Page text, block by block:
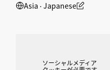
Asia ‧ Japanese
ソーシャルメディア